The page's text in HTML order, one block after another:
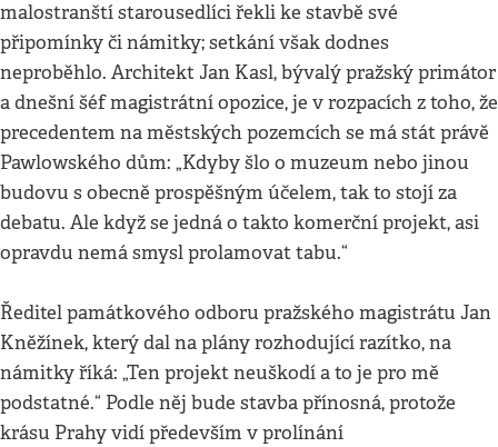
malostranští starousedlíci řekli ke stavbě své
připomínky či námitky; setkání však dodnes
neproběhlo. Architekt Jan Kasl, bývalý pražský primátor
a dnešní šéf magistrátní opozice, je v rozpacích z toho, že
precedentem na městských pozemcích se má stát právě
Pawlowského dům: „Kdyby šlo o muzeum nebo jinou
budovu s obecně prospěšným účelem, tak to stojí za
debatu. Ale když se jedná o takto komerční projekt, asi
opravdu nemá smysl prolamovat tabu.“
Ředitel památkového odboru pražského magistrátu Jan
Kněžínek, který dal na plány rozhodující razítko, na
námitky říká: „Ten projekt neuškodí a to je pro mě
podstatné.“ Podle něj bude stavba přínosná, protože
krásu Prahy vidí především v prolínání